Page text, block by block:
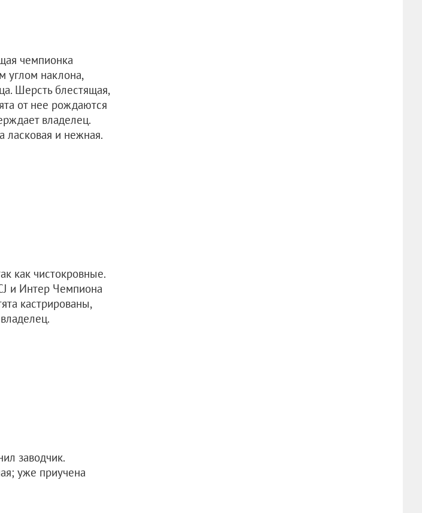
чемпионка
углом наклона,
Шерсть блестящая,
от нее рождаются
владелец.
ласковая и нежная.
как чистокровные.
и Интер Чемпиона
кастрированы,
заводчик.
уже приучена